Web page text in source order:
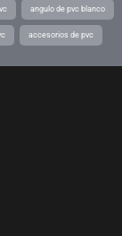
angulo de pvc blanco
accesorios de pvc